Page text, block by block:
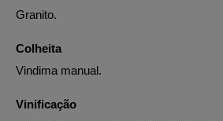
Granito.
Colheita
Vindima manual.
Vinificação